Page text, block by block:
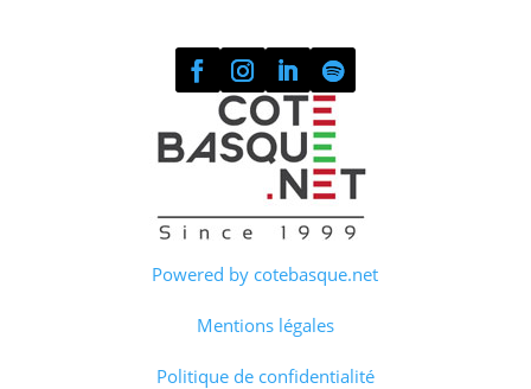
Powered by cotebasque.net
Mentions légales
Politique de confidentialité